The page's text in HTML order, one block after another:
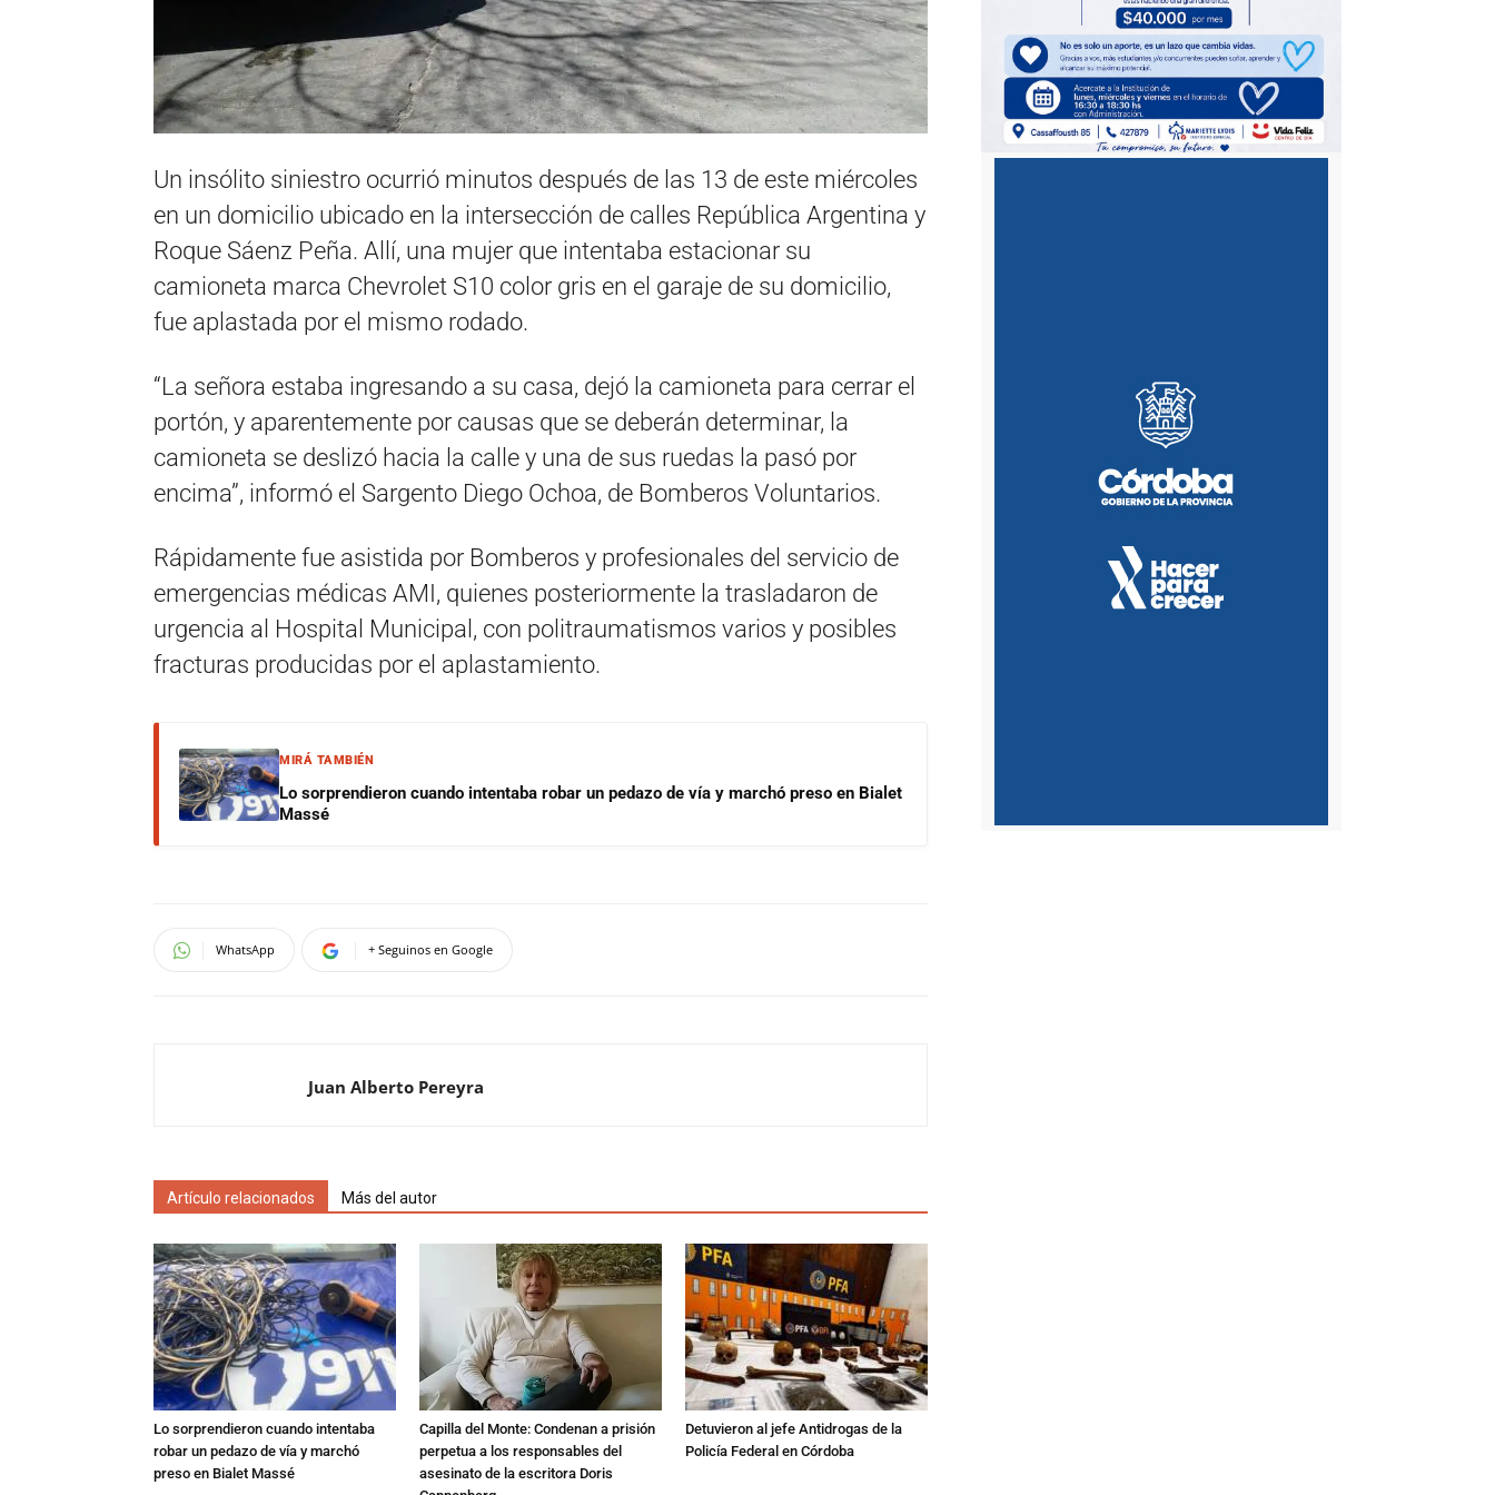
Un insólito siniestro ocurrió minutos después de las 13 de este miércoles
en un domicilio ubicado en la intersección de calles República Argentina y
Roque Sáenz Peña. Allí, una mujer que intentaba estacionar su
camioneta marca Chevrolet S10 color gris en el garaje de su domicilio,
fue aplastada por el mismo rodado.
“La señora estaba ingresando a su casa, dejó la camioneta para cerrar el
portón, y aparentemente por causas que se deberán determinar, la
camioneta se deslizó hacia la calle y una de sus ruedas la pasó por
encima”, informó el Sargento Diego Ochoa, de Bomberos Voluntarios.
Rápidamente fue asistida por Bomberos y profesionales del servicio de
emergencias médicas AMI, quienes posteriormente la trasladaron de
urgencia al Hospital Municipal, con politraumatismos varios y posibles
fracturas producidas por el aplastamiento.
MIRÁ TAMBIÉN
Lo sorprendieron cuando intentaba robar un pedazo de vía y marchó preso en Bialet
Massé
WhatsApp + Seguinos en Google
Juan Alberto Pereyra
Artículo relacionados Más del autor
Lo sorprendieron cuando intentaba
robar un pedazo de vía y marchó
preso en Bialet Massé
Capilla del Monte: Condenan a prisión
perpetua a los responsables del
asesinato de la escritora Doris
Detuvieron al jefe Antidrogas de la
Policía Federal en Córdoba